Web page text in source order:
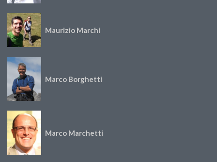
Maurizio Marchi
Marco Borghetti
Marco Marchetti